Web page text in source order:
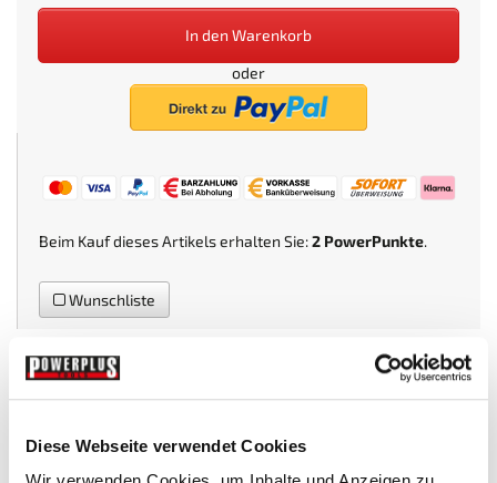
Diese Webseite verwendet Cookies
In den Warenkorb
oder
Beim Kauf dieses Artikels erhalten Sie:2 PowerPunkte.
Wunschliste
Mehr Infos Technische Daten Bewertungen(0)